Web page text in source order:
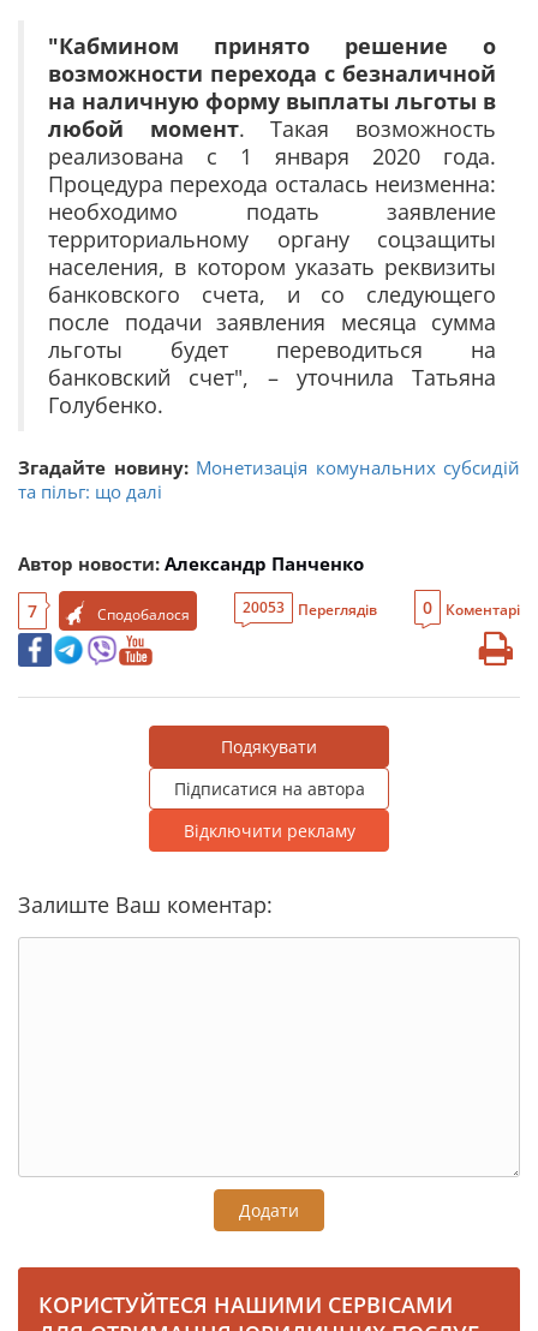
"Кабмином принято решение о
возможности перехода с безналичной
на наличную форму выплаты льготы в
любой момент. Такая возможность
реализована с 1 января 2020 года.
Процедура перехода осталась неизменна:
необходимо подать заявление
территориальному органу соцзащиты
населения, в котором указать реквизиты
банковского счета, и со следующего
после подачи заявления месяца сумма
льготы будет переводиться на
банковский счет", – уточнила Татьяна
Голубенко.
Згадайте новину: Монетизація комунальних субсидій
та пільг: що далі
Автор новости: Александр Панченко
7 Сподобалося 20053 Переглядів 0 Коментарі
Подякувати
Підписатися на автора
Відключити рекламу
Залиште Ваш коментар:
Додати
КОРИСТУЙТЕСЯ НАШИМИ СЕРВІСАМИ